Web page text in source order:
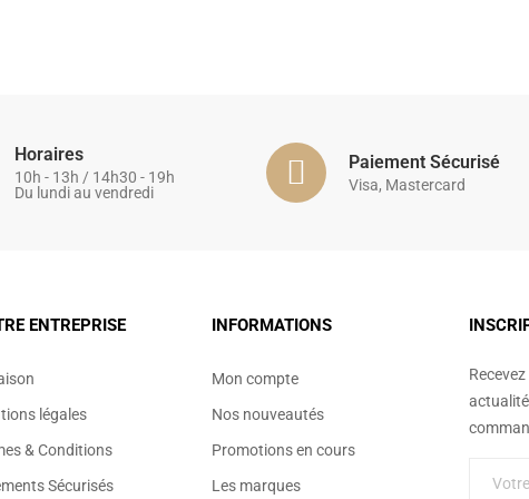
Horaires
10h - 13h / 14h30 - 19h
Du lundi au vendredi
Paiement Sécurisé
Visa, Mastercard
ENTREPRISE
légales
& Conditions
Sécurisés
INFORMATIONS
Mon compte
Nos nouveautés
Promotions en cours
Les marques